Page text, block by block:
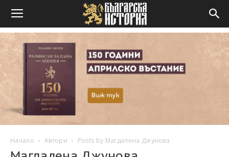
Начало Автори Posts by Магдалена Джунова